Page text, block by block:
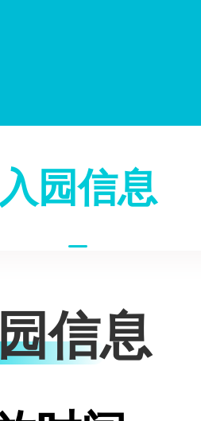
入园信息
信息